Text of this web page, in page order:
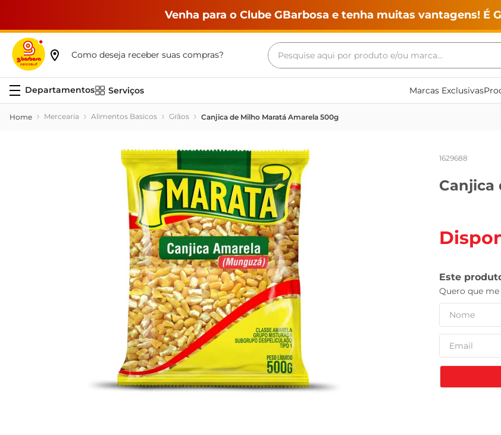
Venha para o Clube GBarbosa e tenha muitas vantagens! É
Como deseja receber suas compras?
Pesquise aqui por produto e/ou marca...
Serviços Marcas Exclusivas
Mercearia Alimentos Basicos Grãos Canjica de Milho Maratá Amarela 500g
1629688
Canjica
Termos mais buscados
maquina lavar
café
cerveja
frango
leite
vinho
leite pó
celular